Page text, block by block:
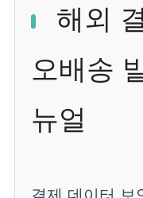
해외
오배송
뉴얼